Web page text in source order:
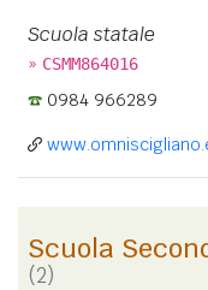
Scuola statale
» CSMM864016
0984 966289
Scuola
(2)